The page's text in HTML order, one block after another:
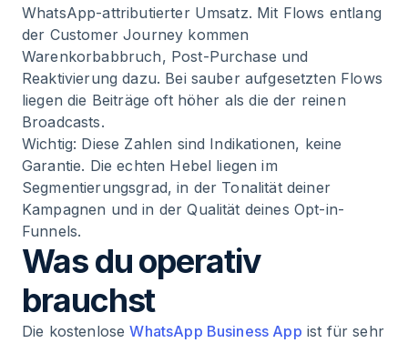
WhatsApp-attributierter Umsatz. Mit Flows entlang
der Customer Journey kommen
Warenkorbabbruch, Post-Purchase und
Reaktivierung dazu. Bei sauber aufgesetzten Flows
liegen die Beiträge oft höher als die der reinen
Broadcasts.
Wichtig: Diese Zahlen sind Indikationen, keine
Garantie. Die echten Hebel liegen im
Segmentierungsgrad, in der Tonalität deiner
Kampagnen und in der Qualität deines Opt-in-
Funnels.
Was du operativ
brauchst
Die kostenloseWhatsApp Business App ist für sehr